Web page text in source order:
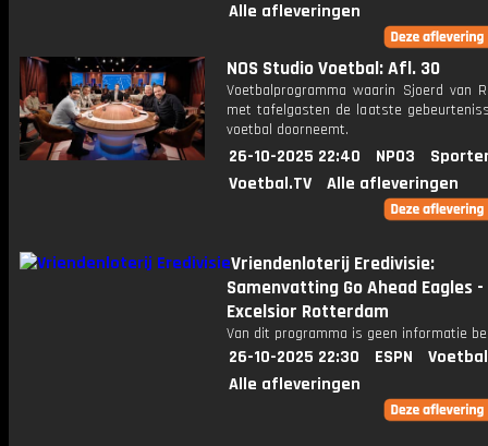
Alle afleveringen
NOS Studio Voetbal: Afl. 30
Voetbalprogramma waarin Sjoerd van
met tafelgasten de laatste
voetbal doorneemt.
26-10-2025 22:40 NPO3
Voetbal.TV
Alle afleveringen
Vriendenloterij Eredivisie:
Samenvatting Go Ahead Eagles -
Excelsior Rotterdam
Van dit programma is geen informatie
26-10-2025 22:30 ESPN
Alle afleveringen